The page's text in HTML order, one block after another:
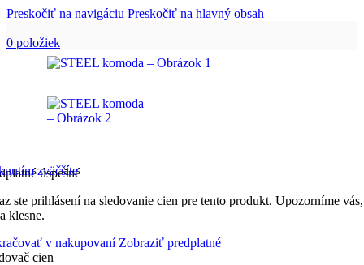
Preskočiť na navigáciu Preskočiť na hlavný obsah
0 položiek
zväčšíte
úspešné
ste prihlásení na sledovanie cien pre tento produkt. Upozorníme
klesne.
v nakupovaní Zobraziť predplatné
cien